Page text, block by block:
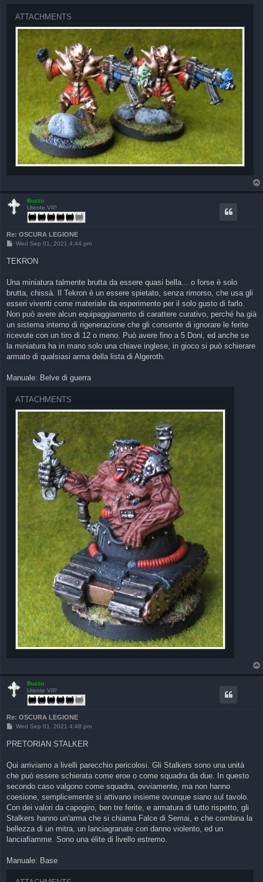
ATTACHMENTS
Buzzu
Utente VIP
Re: OSCURA LEGIONE
P
s
t
Wed Sep 01, 2021 4:44 pm
TEKRON
Una miniatura talmente brutta da essere quasi bella... o forse è solo
brutta, chissà. Il Tekron è un essere spietato, senza rimorso, che usa gli
esseri viventi come materiale da esperimento per il solo gusto di farlo.
Non può avere alcun equipaggiamento di carattere curativo, perché ha già
un sistema interno di rigenerazione che gli consente di ignorare le ferite
ricevute con un tiro di 12 o meno. Può avere fino a 5 Doni, ed anche se
la miniatura ha in mano solo una chiave inglese, in gioco si può schierare
armato di qualsiasi arma della lista di Algeroth.
Manuale: Belve di guerra
ATTACHMENTS
Buzzu
Utente VIP
Re: OSCURA LEGIONE
P
s
t
Wed Sep 01, 2021 4:48 pm
PRETORIAN STALKER
Qui arriviamo a livelli parecchio pericolosi. Gli Stalkers sono una unità
che può essere schierata come eroe o come squadra da due. In questo
secondo caso valgono come squadra, ovviamente, ma non hanno
coesione, semplicemente si attivano insieme ovunque siano sul tavolo.
Con dei valori da capogiro, ben tre ferite, e armatura di tutto rispetto, gli
Stalkers hanno un'arma che si chiama Falce di Semai, e che combina la
bellezza di un mitra, un lanciagranate con danno violento, ed un
lanciafiamme. Sono una élite di livello estremo.
Manuale: Base